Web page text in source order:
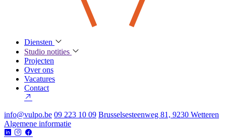
Diensten
Studio notities
Projecten
Over ons
Vacatures
Contact
info@vulpo.be 09 223 10 09 Brusselsesteenweg 81, 9230 Wetteren
Algemene informatie